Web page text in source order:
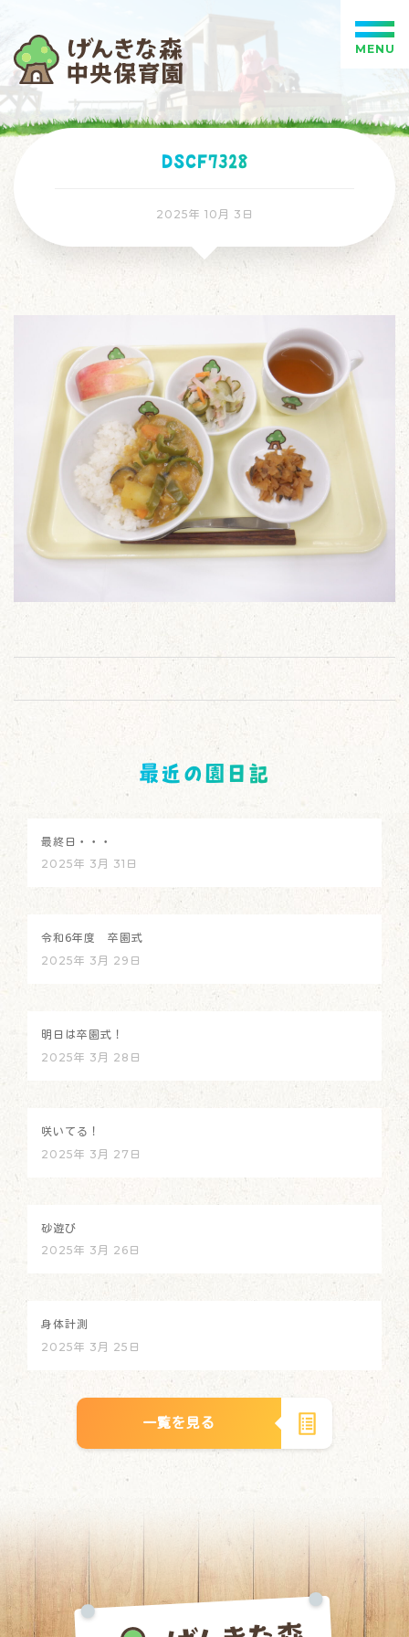
DSCF7328
2025年 10月 3日
最近の園日記
最終日・・・
2025年 3月 31日
令和6年度 卒園式
2025年 3月 29日
明日は卒園式！
2025年 3月 28日
咲いてる！
2025年 3月 27日
砂遊び
2025年 3月 26日
身体計測
2025年 3月 25日
一覧を見る
MENU